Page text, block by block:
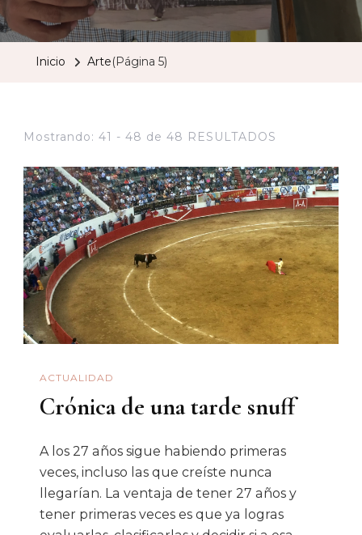
Inicio Arte(Página 5)
Mostrando: 41 - 48 de 48 RESULTADOS
ACTUALIDAD
Crónica de una tarde snuff
A los 27 años sigue habiendo primeras
veces, incluso las que creíste nunca
llegarían. La ventaja de tener 27 años y
tener primeras veces es que ya logras